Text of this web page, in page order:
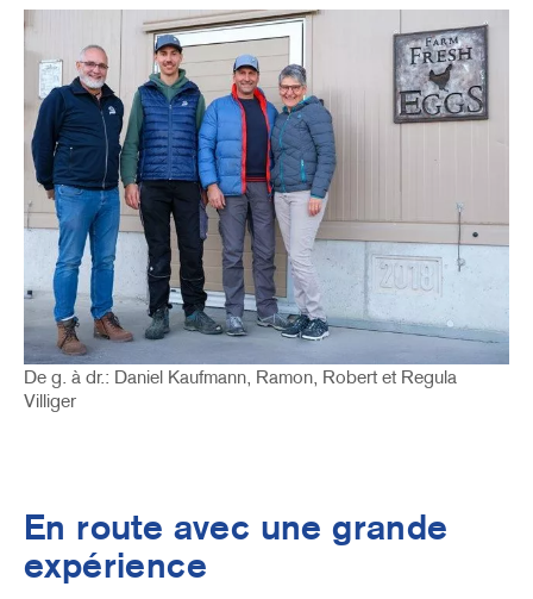
Image
De g. à dr.: Daniel Kaufmann, Ramon, Robert et Regula
Villiger
En route avec une grande
expérience